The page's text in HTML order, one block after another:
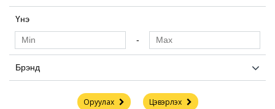
Үнэ
-
Брэнд
Оруулах Цэвэрлэх